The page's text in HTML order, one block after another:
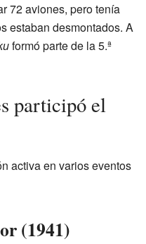
72 aviones, pero tenía
estaban desmontados. A
formó parte de la 5.ª
participó el
activa en varios eventos
(1941)